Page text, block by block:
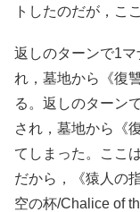
トしたのだが，こ
返しのターンで1
れ，墓地から《復
る。返しのターン
され，墓地から《
てしまった。ここ
だから，《猿人の
空の杯/Chalice of